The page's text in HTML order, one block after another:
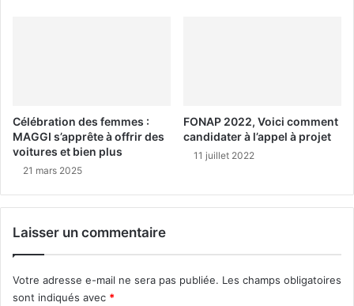
Célébration des femmes :
MAGGI s’apprête à offrir des
voitures et bien plus
21 mars 2025
FONAP 2022, Voici comment
candidater à l’appel à projet
11 juillet 2022
Laisser un commentaire
Votre adresse e-mail ne sera pas publiée. Les champs obligatoires
sont indiqués avec *